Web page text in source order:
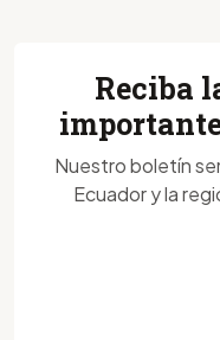
Reciba
Nuestro boletín
Ecuador y la